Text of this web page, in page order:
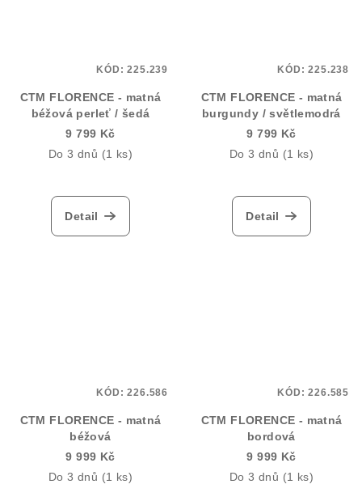
CTM FLORENCE - matná
béžová perleť / šedá
9 799 Kč
Do 3 dnů (1 ks)
Detail
KÓD:225.239
CTM FLORENCE - matná
burgundy / světlemodrá
9 799 Kč
Do 3 dnů (1 ks)
Detail
KÓD:225.238
CTM FLORENCE - matná
béžová
9 999 Kč
Do 3 dnů (1 ks)
KÓD:226.586
CTM FLORENCE - matná
bordová
9 999 Kč
Do 3 dnů (1 ks)
KÓD:226.585